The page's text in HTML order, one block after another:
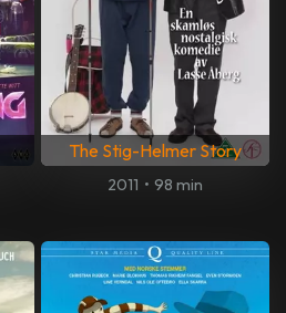
The Stig-Helmer Story
2011 • 98 min